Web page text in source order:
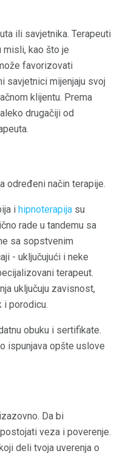
ili savjetnika. Terapeuti
misli, kao što je
favorizovati
savjetnici mijenjaju svoj
klijentu. Prema
drugačiji od
određeni način terapije.
i hipnoterapija su
rade u tandemu sa
sa sopstvenim
- uključujući i neke
terapeut.
uključuju zavisnost,
i porodicu.
obuku i sertifikate.
ispunjava opšte uslove
Da bi
veza i poverenje.
deli tvoja uverenja o